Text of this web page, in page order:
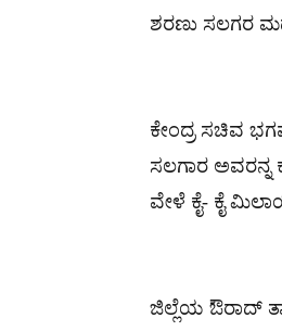
ಶರಣು ಸಲಗರ
ಕೇಂದ್ರ ಸಚಿವ
ಸಲಗಾರ
ವೇಳೆ ಕೈ- ಕೈ
ಜಿಲ್ಲೆಯ ಔರಾದ್